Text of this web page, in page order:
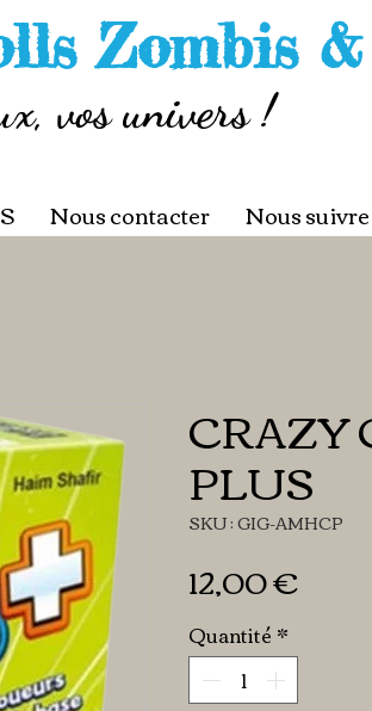
Zombis
vos univers !
Nous contacter Nous suivre
CRAZY
PLUS
SKU : GIG-AMHCP
12,00 €Prix
Quantité *